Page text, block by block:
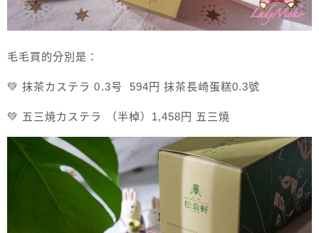
毛毛買的分別是：
💚 抹茶カステラ 0.3号 594円 抹茶長崎蛋糕0.3號
💚 五三焼カステラ （半棹）1,458円 五三燒